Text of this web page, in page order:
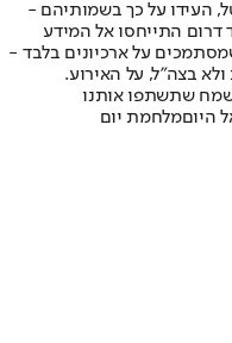
העידו על כך בשמותיהם -
התייחסו אל המידע
על ארכיונים בלבד -
ולא בצה"ל, על האירוע.
שתשתפו אותנו
היוםמלחמת יום